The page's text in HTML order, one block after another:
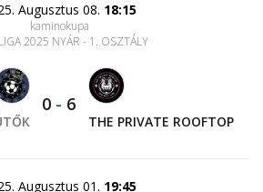
Augusztus 08. 18:15
kaminokupa
2025 NYÁR - 1. OSZTÁLY
0 - 6
THE PRIVATE ROOFTOP
Augusztus 01. 19:45